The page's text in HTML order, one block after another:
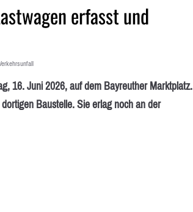
erfasst und
16. Juni 2026, auf dem Bayreuther Marktplatz.
Baustelle. Sie erlag noch an der